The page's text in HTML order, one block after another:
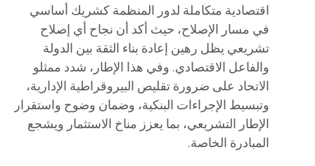
اقتصادية متكاملة لدور المنظمة كشريك أساسي
في مسار الإصلاح، حيث أكد أن نجاح أي إصلاح
تشريعي يظل رهين إعادة بناء الثقة بين الدولة
والفاعل الاقتصادي. وفي هذا الإطار، شدد ممثلو
الاتحاد على ضرورة تقليص البيروقراطية الإدارية،
وتبسيط الإجراءات البنكية، وضمان وضوح واستقرار
الإطار التشريعي، بما يعزز مناخ الاستثمار ويشجع
المبادرة الخاصة.